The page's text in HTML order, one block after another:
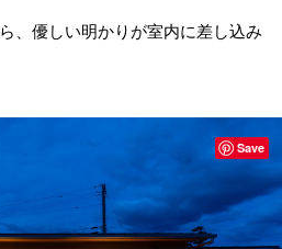
、優しい明かりが室内に差し込み
Save